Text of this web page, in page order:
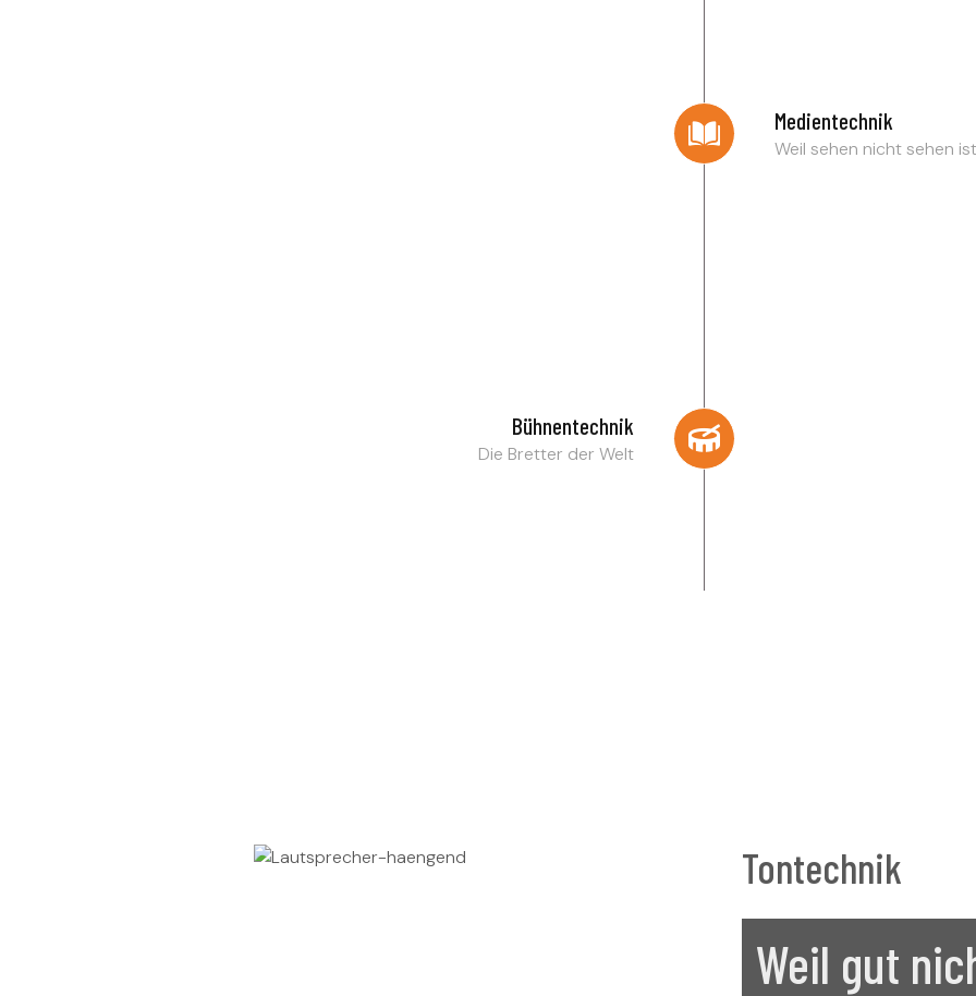
Medientechnik
Weil sehen nicht sehen ist
Bühnentechnik
Die Bretter der Welt
Tontechnik
Weil gut